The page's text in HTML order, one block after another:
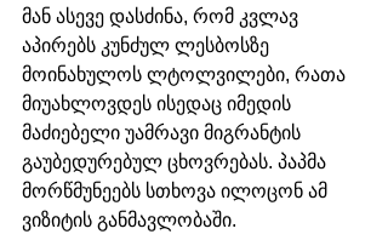
მან ასევე დასძინა, რომ კვლავ
აპირებს კუნძულ ლესბოსზე
მოინახულოს ლტოლვილები, რათა
მიუახლოვდეს ისედაც იმედის
მაძიებელი უამრავი მიგრანტის
გაუბედურებულ ცხოვრებას. პაპმა
მორწმუნეებს სთხოვა ილოცონ ამ
ვიზიტის განმავლობაში.